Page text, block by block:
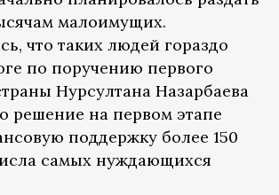
малоимущих.
что таких людей гораздо
по поручению первого
Нурсултана Назарбаева
решение на первом этапе
поддержку более 150
самых нуждающихся